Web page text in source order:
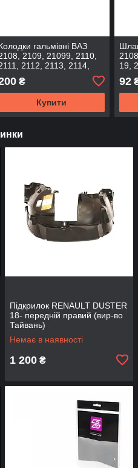
гальмівні ВАЗ
2109, 21099, 2110,
2112, 2113, 2114,
(к-т) (вир-во TDK)
₴
Купити
19,
92
Підкрилок RENAULT DUSTER
18- передній правий (вир-во
Тайвань)
Немає в наявності
1 200 ₴